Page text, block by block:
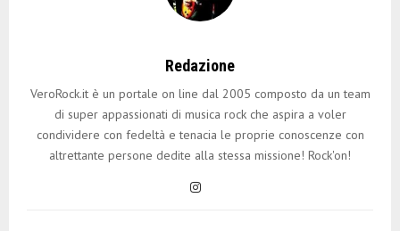
Redazione
VeroRock.it è un portale on line dal 2005 composto da un team
di super appassionati di musica rock che aspira a voler
condividere con fedeltà e tenacia le proprie conoscenze con
altrettante persone dedite alla stessa missione! Rock'on!